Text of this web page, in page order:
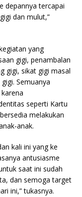
depannya tercapai
dan mulut,”
yang
gigi, penambalan
gigi, sikat gigi masal
Semuanya
seperti Kartu
melakukan
anak.
kali ini yang ke
antusiasme
saat ini sudah
dan semoga target
ini,” tukasnya.